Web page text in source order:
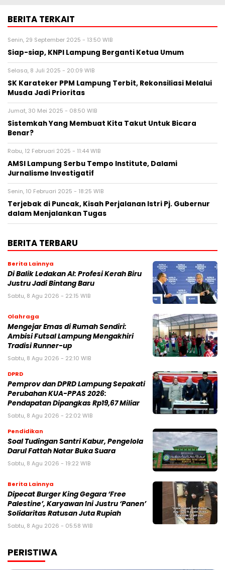
BERITA TERKAIT
Senin, 29 September 2025 - 13:50 WIB
Siap-siap, KNPI Lampung Berganti Ketua Umum
Selasa, 8 Juli 2025 - 20:09 WIB
SK Karateker PPM Lampung Terbit, Rekonsiliasi Melalui
Musda Jadi Prioritas
Jumat, 30 Mei 2025 - 08:50 WIB
Sistemkah Yang Membuat Kita Takut Untuk Bicara
Benar?
Rabu, 12 Februari 2025 - 11:44 WIB
AMSI Lampung Serbu Tempo Institute, Dalami
Jurnalisme Investigatif
Senin, 10 Februari 2025 - 18:25 WIB
Terjebak di Puncak, Kisah Perjalanan Istri Pj. Gubernur
dalam Menjalankan Tugas
BERITA TERBARU
Berita Lainnya
Di Balik Ledakan AI: Profesi Kerah Biru
Justru Jadi Bintang Baru
Sabtu, 8 Agu 2026 - 22:15 WIB
Olahraga
Mengejar Emas di Rumah Sendiri:
Ambisi Futsal Lampung Mengakhiri
Tradisi Runner-up
Sabtu, 8 Agu 2026 - 22:10 WIB
DPRD
Pemprov dan DPRD Lampung Sepakati
Perubahan KUA-PPAS 2026:
Pendapatan Dipangkas Rp19,67 Miliar
Sabtu, 8 Agu 2026 - 22:02 WIB
Pendidikan
Soal Tudingan Santri Kabur, Pengelola
Darul Fattah Natar Buka Suara
Sabtu, 8 Agu 2026 - 19:22 WIB
Berita Lainnya
Dipecat Burger King Gegara ‘Free
Palestine’, Karyawan Ini Justru ‘Panen’
Solidaritas Ratusan Juta Rupiah
Sabtu, 8 Agu 2026 - 05:58 WIB
PERISTIWA